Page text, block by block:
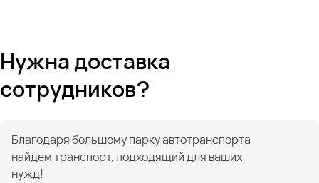
Нужна доставка
сотрудников?
Благодаря большому парку автотранспорта
найдем транспорт, подходящий для ваших
нужд!